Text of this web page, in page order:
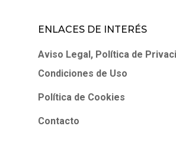
ENLACES DE INTERÉS
Aviso Legal, Política de
Condiciones de Uso
Política de Cookies
Contacto